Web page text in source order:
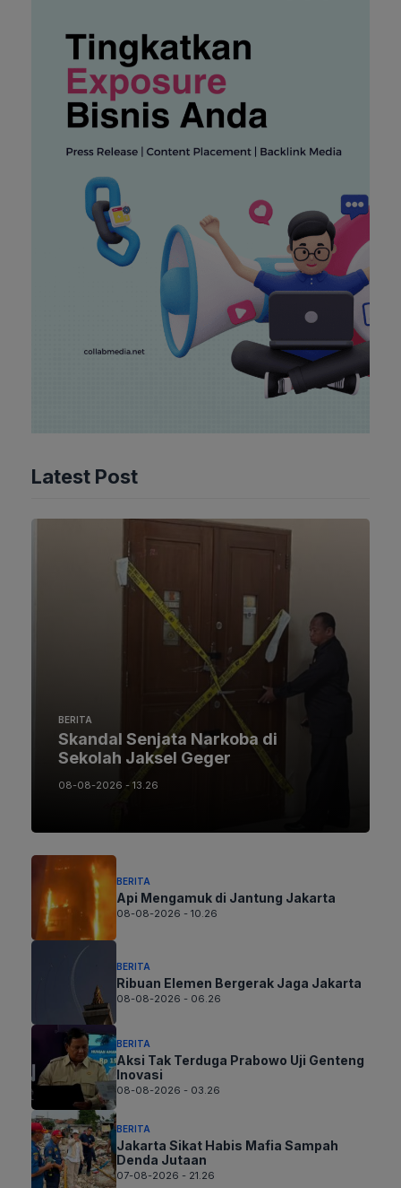
Latest Post
BERITA
Skandal Senjata Narkoba di
Sekolah Jaksel Geger
08-08-2026 - 13.26
BERITA
Api Mengamuk di Jantung Jakarta
08-08-2026 - 10.26
BERITA
Ribuan Elemen Bergerak Jaga Jakarta
08-08-2026 - 06.26
BERITA
Aksi Tak Terduga Prabowo Uji Genteng
Inovasi
08-08-2026 - 03.26
BERITA
Jakarta Sikat Habis Mafia Sampah
Denda Jutaan
07-08-2026 - 21.26